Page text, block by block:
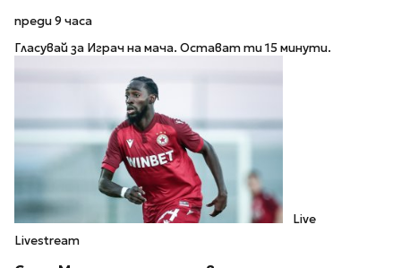
преди 9 часа
Гласувай за Играч на мача. Остават ти 15 минути.
Live
Livestream